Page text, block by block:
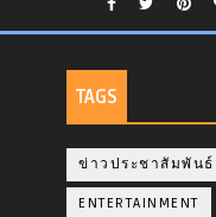
TAGS
ข่าวประชาสัมพันธ์
ENTERTAINMENT